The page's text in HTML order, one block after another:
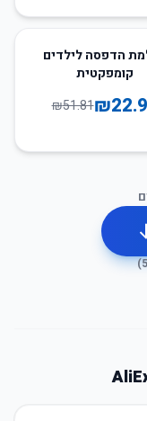
הדפסה לילדים
קומפקטית
₪
₪51.81
)